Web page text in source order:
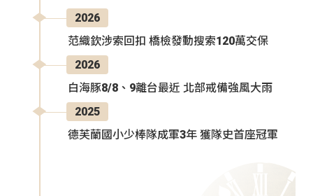
2026
范織欽涉索回扣 橋檢發動搜索120萬交保
2026
白海豚8/8、9離台最近 北部戒備強風大雨
2025
德芙蘭國小少棒隊成軍3年 獲隊史首座冠軍